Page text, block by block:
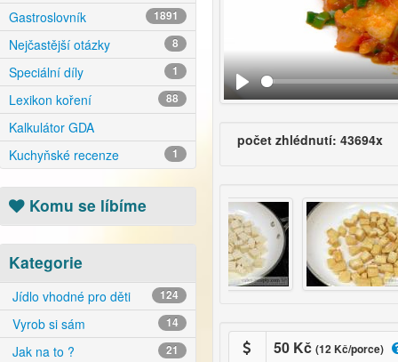
Gastroslovník 1891
Nejčastější otázky 8
Speciální díly 1
Lexikon koření 88
Kalkulátor GDA
Kuchyňské recenze
1
Komu se líbíme
Kategorie
Jídlo vhodné pro děti 124
Vyrob si sám 14
Jak na to ? 21
počet zhlédnutí: 43694x
50 Kč (12 Kč/porce)